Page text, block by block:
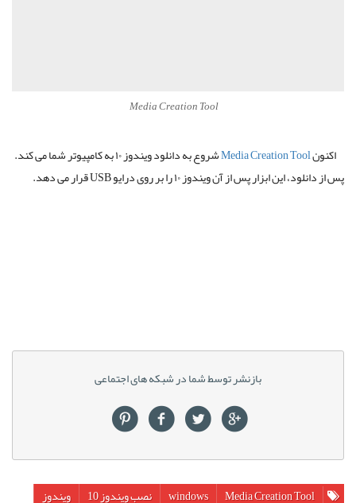
Media Creation Tool
اکنونMedia Creation Tool
شروع به دانلود ویندوز ۱۰ به کامپیوتر شما می کند.
پس از دانلود، این ابزار پس از آن ویندوز ۱۰ را بر روی درایو USB قرار می دهد.
بازنشر توسط شما در شبکه های اجتماعی
Media Creation Tool
windows نصب ویندوز 10
ویندوز